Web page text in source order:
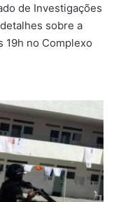
de Investigações
sobre a
19h no Complexo